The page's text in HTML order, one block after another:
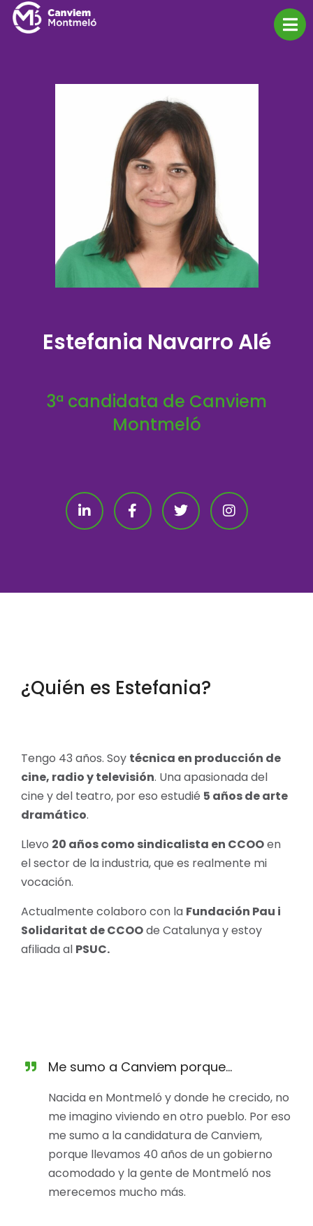
Estefania Navarro Alé
3ª candidata de Canviem
Montmeló
¿Quién es Estefania?
Tengo 43 años. Soy técnica en producción de
cine, radio y televisión. Una apasionada del
cine y del teatro, por eso estudié 5 años de arte
dramático.
Llevo 20 años como sindicalista en CCOOen
el sector de la industria, que es realmente mi
vocación.
Actualmente colaboro con la Fundación Pau i
Solidaritat de CCOOde Catalunya y estoy
afiliada al PSUC.
Me sumo a Canviem porque...
Nacida en Montmeló y donde he crecido, no
me imagino viviendo en otro pueblo. Por eso
me sumo a la candidatura de Canviem,
porque llevamos 40 años de un gobierno
acomodado y la gente de Montmeló nos
merecemos mucho más.